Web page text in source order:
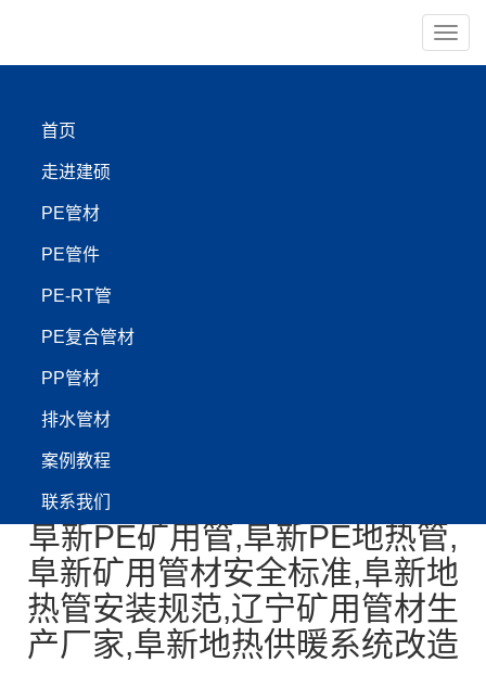
导
首页
走进建硕
PE管材
PE管件
PE-RT管
PE复合管材
PP管材
排水管材
案例教程
联系我们
PE-RT管
【管材服务:400-999-4440】
‌阜新市PE矿用管与地热管
技术标准升级推动行业变
革‌
‌阜新PE矿用管,阜新PE地热管,
阜新矿用管材安全标准,阜新地
热管安装规范,辽宁矿用管材生
产厂家,阜新地热供暖系统改造‌